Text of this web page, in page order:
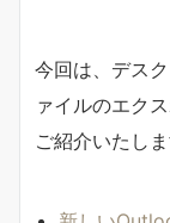
今回は、デス
ァイルのエク
ご紹介いたしま